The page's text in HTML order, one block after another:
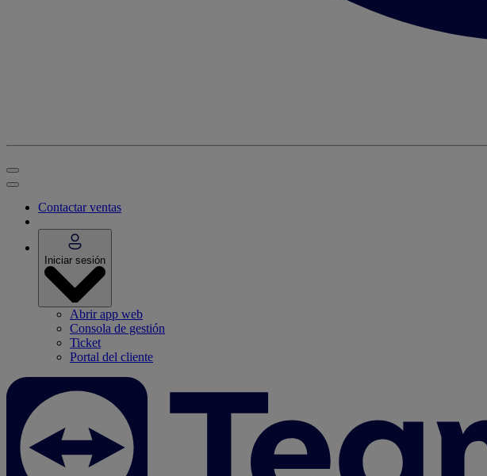
Contactar ventas
Iniciar sesión
Abrir app web
Consola de gestión
Ticket
Portal del cliente